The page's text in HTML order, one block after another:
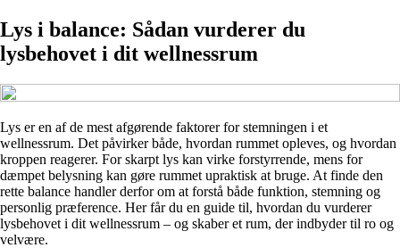
Lys i balance: Sådan vurderer du
lysbehovet i dit wellnessrum
Lys er en af de mest afgørende faktorer for stemningen i et
wellnessrum. Det påvirker både, hvordan rummet opleves, og hvordan
kroppen reagerer. For skarpt lys kan virke forstyrrende, mens for
dæmpet belysning kan gøre rummet upraktisk at bruge. At finde den
rette balance handler derfor om at forstå både funktion, stemning og
personlig præference. Her får du en guide til, hvordan du vurderer
lysbehovet i dit wellnessrum – og skaber et rum, der indbyder til ro og
velvære.